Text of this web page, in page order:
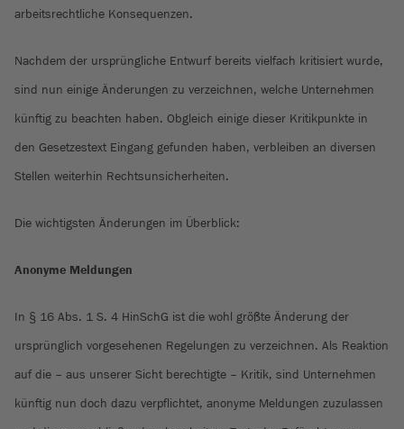
arbeitsrechtliche Konsequenzen.
Nachdem der ursprüngliche Entwurf bereits vielfach kritisiert wurde,
sind nun einige Änderungen zu verzeichnen, welche Unternehmen
künftig zu beachten haben. Obgleich einige dieser Kritikpunkte in
den Gesetzestext Eingang gefunden haben, verbleiben an diversen
Stellen weiterhin Rechtsunsicherheiten.
Die wichtigsten Änderungen im Überblick:
Anonyme Meldungen
In § 16 Abs. 1 S. 4 HinSchG ist die wohl größte Änderung der
ursprünglich vorgesehenen Regelungen zu verzeichnen. Als Reaktion
auf die – aus unserer Sicht berechtigte – Kritik, sind Unternehmen
künftig nun doch dazu verpflichtet, anonyme Meldungen zuzulassen